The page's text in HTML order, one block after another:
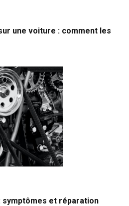
une voiture : comment les
symptômes et réparation